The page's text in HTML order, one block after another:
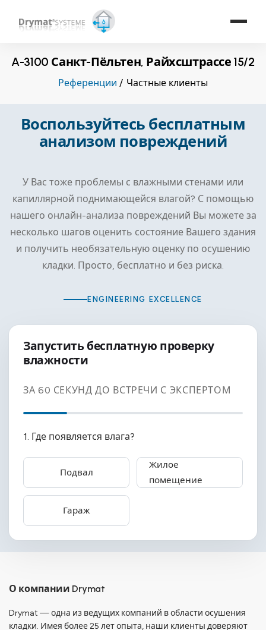
A-3100 Санкт-Пёльтен, Райхсштрассе 15/2
Референции Частные клиенты
Воспользуйтесь бесплатным
анализом повреждений
У Вас тоже проблемы с влажными стенами или
капиллярной поднимающейся влагой? С помощью
нашего онлайн-анализа повреждений Вы можете за
несколько шагов оценить состояние Вашего здания
и получить необязательную оценку по осушению
кладки. Просто, бесплатно и без риска.
ENGINEERING EXCELLENCE
Запустить бесплатную проверку
влажности
ЗА 60 СЕКУНД ДО ВСТРЕЧИ С ЭКСПЕРТОМ
1. Где появляется влага?
Подвал
Жилое
помещение
Гараж
О компании Drymat
Drymat — одна из ведущих компаний в области осушения
кладки. Имея более 25 лет опыта, наши клиенты доверяют